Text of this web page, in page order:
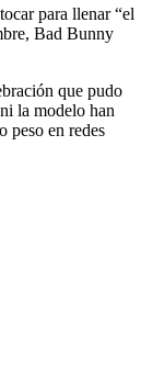
para llenar “el
Bad Bunny
que pudo
la modelo han
peso en redes